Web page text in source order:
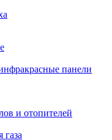
панели
и отопителей
газа